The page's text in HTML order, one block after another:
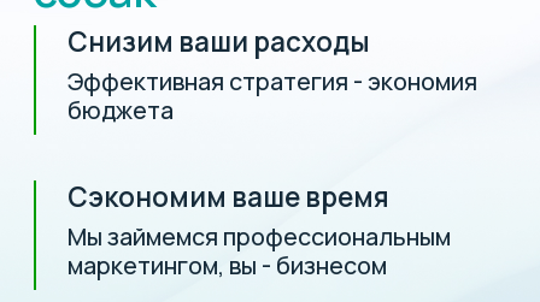
Сэкономим ваше время
Мы займемся профессиональным
маркетингом, вы - бизнесом
Все заботы по продвижению в
интернете - на нас